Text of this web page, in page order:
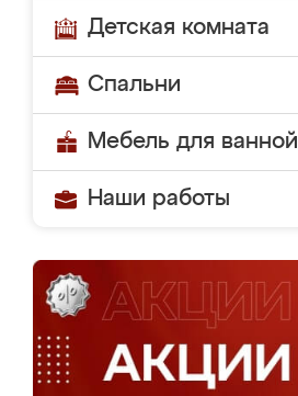
Детская комната
Спальни
Мебель для ванной
Наши работы